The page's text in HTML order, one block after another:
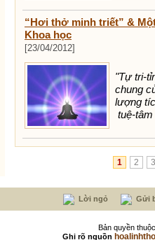
“Hơi thở minh triết” &
Khoa học
[23/04/2012]
"Tự tri-
chung
lượng
tuệ-
1 2 3
Lời ngỏ Gửi
Bản quyền
Ghi rõ nguồn